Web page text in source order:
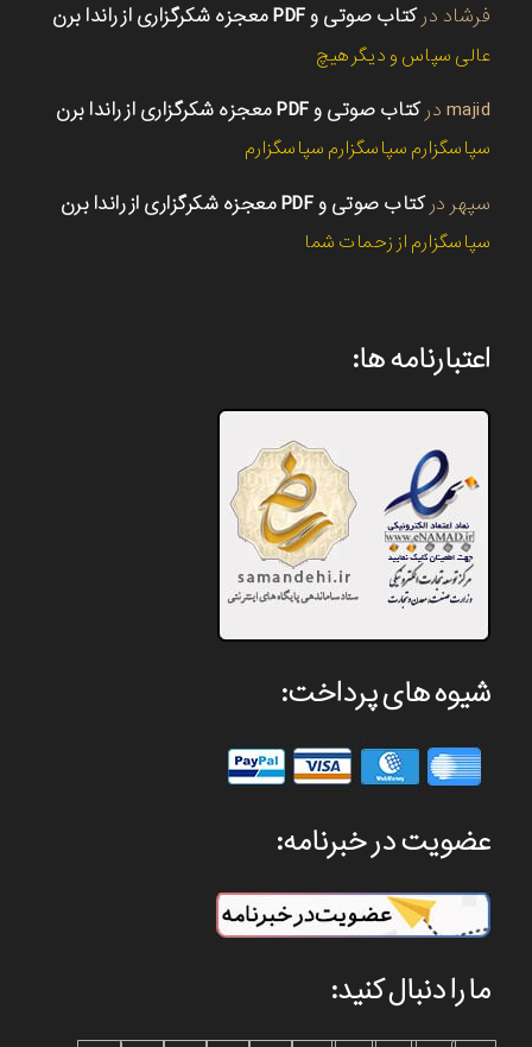
فرشاد درکتاب صوتی و PDF معجزه شکرگزاری از راندا برن
عالی سپاس و دیگر هیچ
majid درکتاب صوتی و PDF معجزه شکرگزاری از راندا برن
سپاسگزارم سپاسگزارم سپاسگزارم
سپهر درکتاب صوتی و PDF معجزه شکرگزاری از راندا برن
سپاسگزارم از زحمات شما
اعتبارنامه ها:
شیوه های پرداخت:
عضویت در خبرنامه:
ما را دنبال کنید: